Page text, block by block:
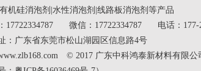
有机硅消泡剂 水性消泡剂 |线路板消泡剂等产品
17722334787
微信：17722334787
电话：177-
：广东省东莞市松山湖园区信息路4号
© 2017 广东中科鸿泰新材料有限